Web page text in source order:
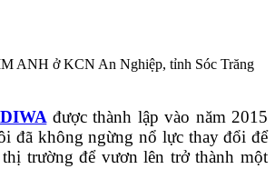
ANH ở KCN An Nghiệp, tỉnh Sóc Trăng
được thành lập vào năm 2015
đã không ngừng nổ lực thay đổi để
trường để vươn lên trở thành một